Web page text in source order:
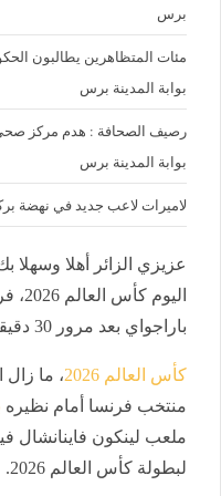
برس
مئات المتظاهرين يطالبون
بوابة المدينة برس
رصيف الصحافة : هدم مركز
بوابة المدينة برس
لاميرات لاعب جديد في نهضة
عزيزي الزائر أهلا
باراجواي بعد مرور 30 دقيقة - المدينة برس
كأس العالم 2026
، ما زال
منتخب فرنسا أمام نظيره
لبطولة كأس العالم 2026.